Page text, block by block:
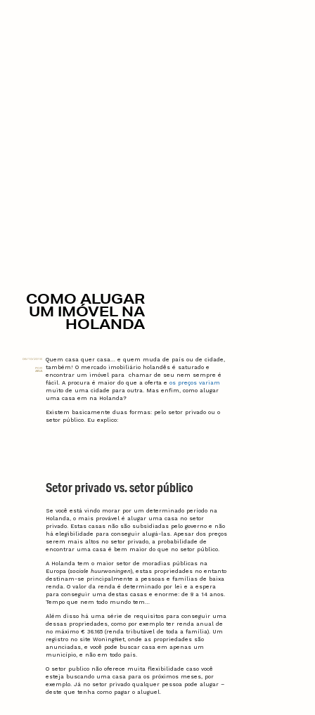
COMO ALUGAR
UM IMÓVEL NA
HOLANDA
06/10/2018
POR
ANA
Quem casa quer casa… e quem muda de país ou de cidade,
também! O mercado imobiliário holandês é saturado e
encontrar um imóvel para chamar de seu nem sempre é
fácil. A procura é maior do que a oferta e os preços variam
muito de uma cidade para outra. Mas enfim, como alugar
uma casa em na Holanda?
Existem basicamente duas formas: pelo setor privado ou o
setor público. Eu explico:
Setor privado vs. setor público
Se você está vindo morar por um determinado período na
Holanda, o mais provável é alugar uma casa no setor
privado. Estas casas não são subsidiadas pelo governo e não
há elegibilidade para conseguir alugá-las. Apesar dos preços
serem mais altos no setor privado, a probabilidade de
encontrar uma casa é bem maior do que no setor público.
A Holanda tem o maior setor de moradias públicas na
Europa (sociale huurwoningen), estas propriedades no entanto
destinam-se principalmente a pessoas e famílias de baixa
renda. O valor da renda é determinado por lei e a espera
para conseguir uma destas casas e enorme: de 8 a 14 anos.
Tempo que nem todo mundo tem…
Além disso há uma série de requisitos para conseguir uma
dessas propriedades, como por exemplo ter renda anual de
no máximo € 36.165 (renda tributável de toda a família). Um
registro no site WoningNet, onde as propriedades são
anunciadas, e você pode buscar casa em apenas um
município, e não em todo país.
O setor publico não oferece muita flexibilidade caso você
esteja buscando uma casa para os próximos meses, por
exemplo. Já no setor privado qualquer pessoa pode alugar –
deste que tenha como pagar o aluguel.